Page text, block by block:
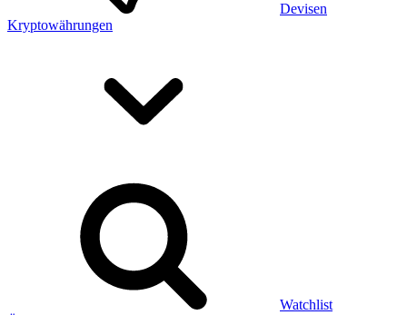
Devisen
Kryptowährungen
Watchlist